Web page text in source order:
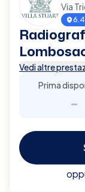
Via
Vedi altre
Prima
-